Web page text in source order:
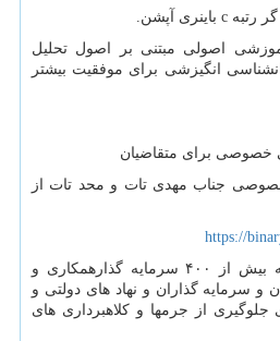
اصولی مبتنی بر اصول تحلیل
انگیزشی برای موفقیت بیشتر
خصوصی برای متقاضیان
جناب مهدی تات و محد تات از
https://
مشاوره دادن و راهنمایی به بیش از ۴۰۰ سرمایه گذارهمکاری و
و سرمایه گذاران و نهاد های دولتی و
جلوگیری از جرمها و کلاهبرداری های